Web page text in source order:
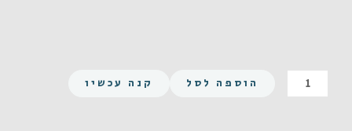
כמות
של
הוספה לסל קנה עכשיו